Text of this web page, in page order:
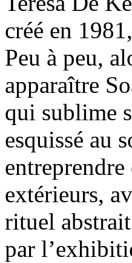
créé en
Peu à peu,
apparaître
qui sublime
esquissé au
extérieurs,
rituel
par